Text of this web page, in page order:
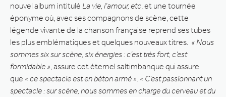
nouvel album intitulé La vie, l’amour, etc . et une tournée
éponyme où, avec ses compagnons de scène, cette
légende vivante de la chanson française reprend ses tubes
les plus emblématiques et quelques nouveaux titres. « Nous
sommes six sur scène, six énergies : c’est très fort, c’est
formidable » , assure cet éternel saltimbanque qui assure
que « ce spectacle est en béton armé » « C’est passionnant un
spectacle : sur scène, nous sommes en charge du cerveau et du